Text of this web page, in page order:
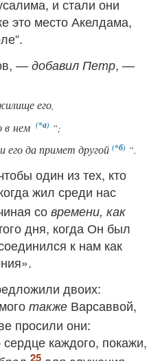
и стали они
это место Акелдама,
— добавил Петр, —
его,
в нем
“;
его да примет другой “.
один из тех, кто
жил среди нас
современи, как
дня, когда Он был
к нам как
двоих:
также Варсаввой,
просили они:
каждого, покажи,